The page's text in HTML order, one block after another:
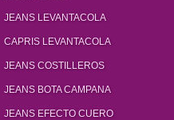
JEANS LEVANTACOLA
CAPRIS LEVANTACOLA
JEANS COSTILLEROS
JEANS BOTA CAMPANA
JEANS EFECTO CUERO